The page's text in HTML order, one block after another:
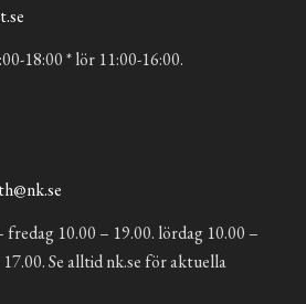
18:00 * lör 11:00-16:00.
fredag 10.00 – 19.00. lördag 10.00 –
17.00. Se alltid nk.se för aktuella